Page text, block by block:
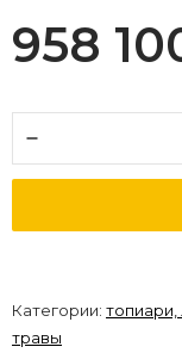
958
Категории:
травы